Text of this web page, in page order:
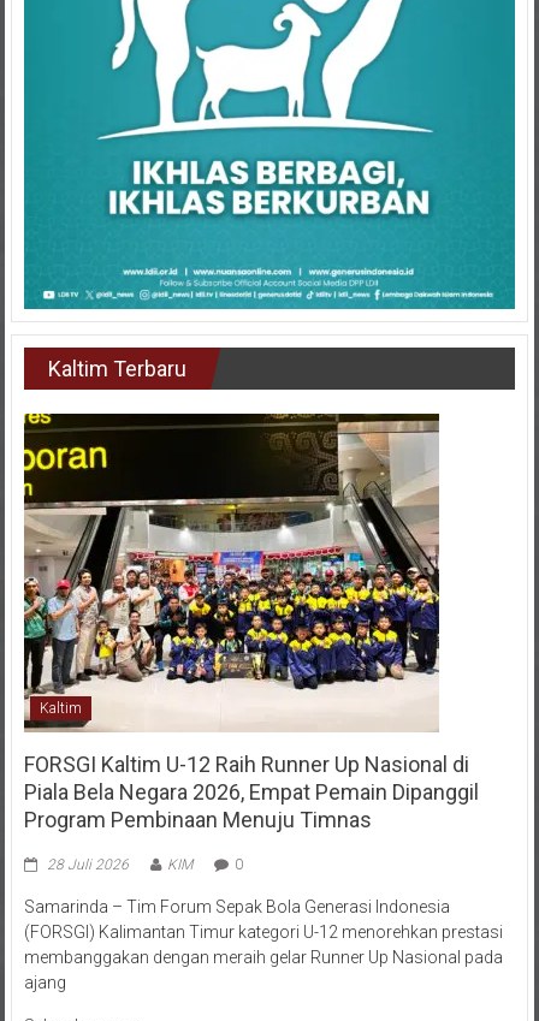
Kaltim Terbaru
Kaltim
FORSGI Kaltim U-12 Raih Runner Up Nasional di
Piala Bela Negara 2026, Empat Pemain Dipanggil
Program Pembinaan Menuju Timnas
(FORSGI) Kalimantan Timur kategori U-12 menorehkan prestasi
membanggakan dengan meraih gelar Runner Up Nasional pada
ajang